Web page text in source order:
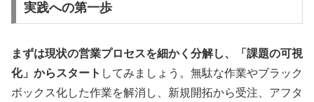
実践への第一歩
まずは現状の営業プロセスを細かく分解し、「課題の可視
化」からスタート してみましょう。無駄な作業やブラック
ボックス化した作業を解消し、新規開拓から受注、アフタ